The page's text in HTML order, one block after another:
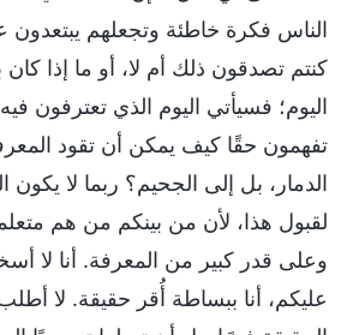
الناس فكرة خاطئة وتجعلهم يبتعدون
كنتم تصدقون ذلك أم لا، أو ما إذا
اليوم؛ فسيأتي اليوم الذي تعترفون
تفهمون حقًا كيف يمكن أن تقود
الدمار، بل إلى الجحيم؟ ربما لا
لقبول هذا، لأن من بينكم من هم
وعلى قدر كبير من المعرفة. أنا لا
عليكم، أنا ببساطة أُقر حقيقة. لا